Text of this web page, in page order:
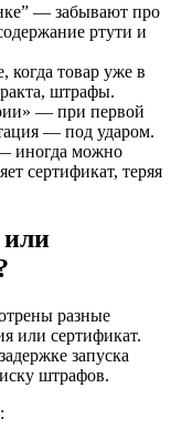
— забывают про
ртути и
товар уже в
штрафы.
— при первой
— под ударом.
иногда можно
сертификат, теряя
или
разные
или сертификат.
запуска
штрафов.